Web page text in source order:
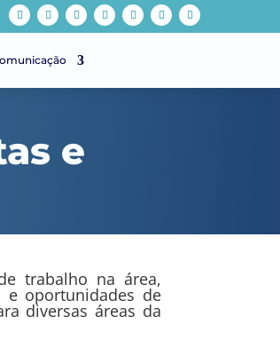
e
trabalho na área,
e oportunidades de
diversas áreas da